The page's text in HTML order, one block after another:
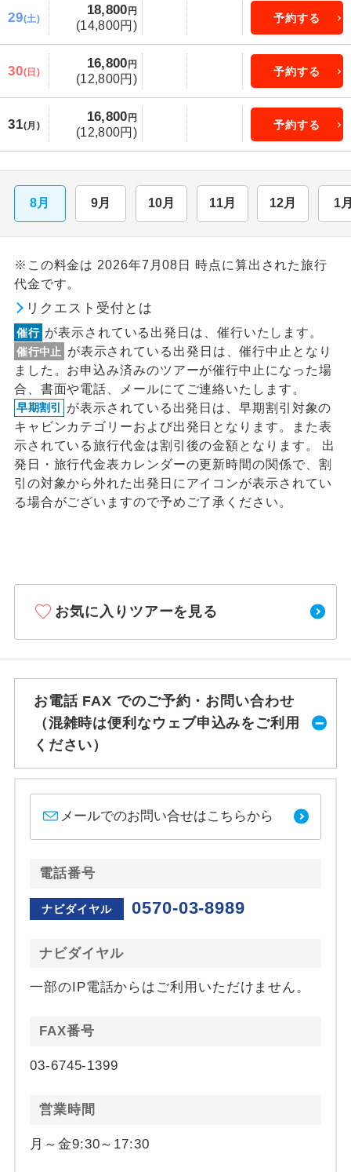
29(土)
18,800 円
(14,800円)
予約する
30(日)
16,800 円
(12,800円)
予約する
31(月)
16,800 円
(12,800円)
予約する
8月 9月 10月 11月 12月 1
※この料金は 2026年7月08日 時点に算出された旅行
代金です。
リクエスト受付とは
催行 が表示されている出発日は、催行いたします。
催行中止
が表示されている出発日は、催行中止となり
ました。お申込み済みのツアーが催行中止になった場
合、書面や電話、メールにてご連絡いたします。
早期割引
が表示されている出発日は、早期割引対象の
キャビンカテゴリーおよび出発日となります。また表
示されている旅行代金は割引後の金額となります。 出
発日・旅行代金表カレンダーの更新時間の関係で、割
引の対象から外れた出発日にアイコンが表示されてい
る場合がございますので予めご了承ください。
お気に入りツアーを見る
お電話 FAX でのご予約・お問い合わせ
（混雑時は便利なウェブ申込みをご利用
ください）
メールでのお問い合せはこちらから
電話番号
ナビダイヤル 0570-03-8989
ナビダイヤル
一部のIP電話からはご利用いただけません。
FAX番号
03-6745-1399
営業時間
月～金9:30～17:30